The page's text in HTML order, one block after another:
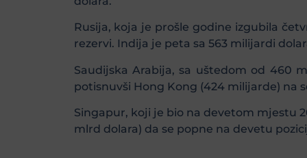
Rusija, koja je prošle godine izgubila
rezervi. Indija je peta sa 563 milijardi
Saudijska Arabija, sa uštedom od 460
potisnuvši Hong Kong (424 milijarde) na
Singapur, koji je bio na devetom mjestu
mlrd dolara) da se popne na devetu